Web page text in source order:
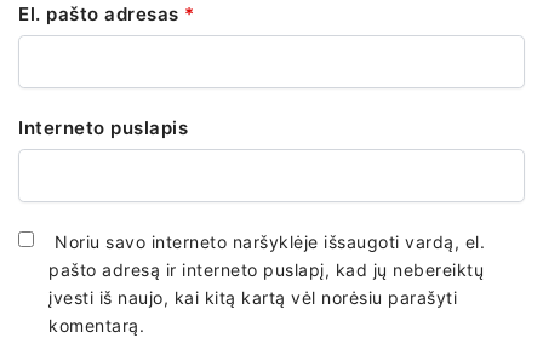
El. pašto adresas *
Interneto puslapis
Noriu savo interneto naršyklėje išsaugoti vardą, el.
pašto adresą ir interneto puslapį, kad jų nebereiktų
įvesti iš naujo, kai kitą kartą vėl norėsiu parašyti
komentarą.